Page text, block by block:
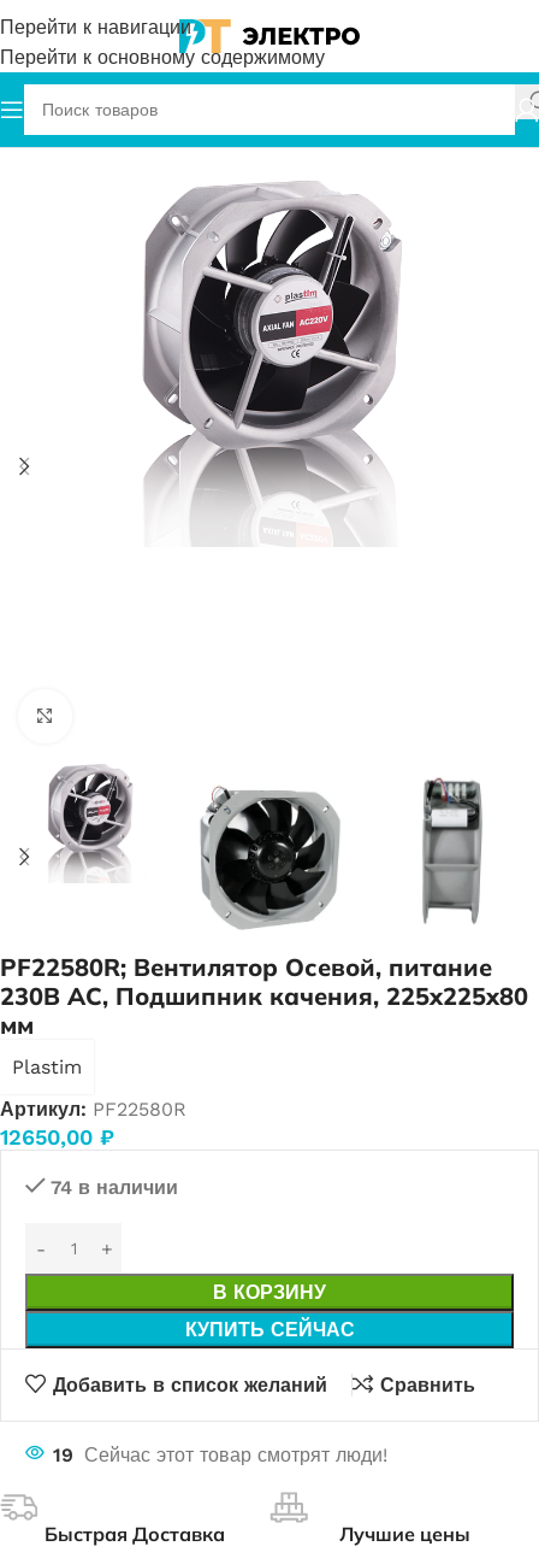
Перейти к навигации
Перейти к основному содержимому
Главная Plastim
PF22580R; Вентилятор Осевой, питание
230В АС, Подшипник качения, 225x225x80
мм
Plastim
Артикул: PF22580R
12650,00 ₽
74 в наличии
В КОРЗИНУ
КУПИТЬ СЕЙЧАС
Добавить в список желаний Сравнить
19 Сейчас этот товар смотрят люди!
Быстрая Доставка Лучшие цены